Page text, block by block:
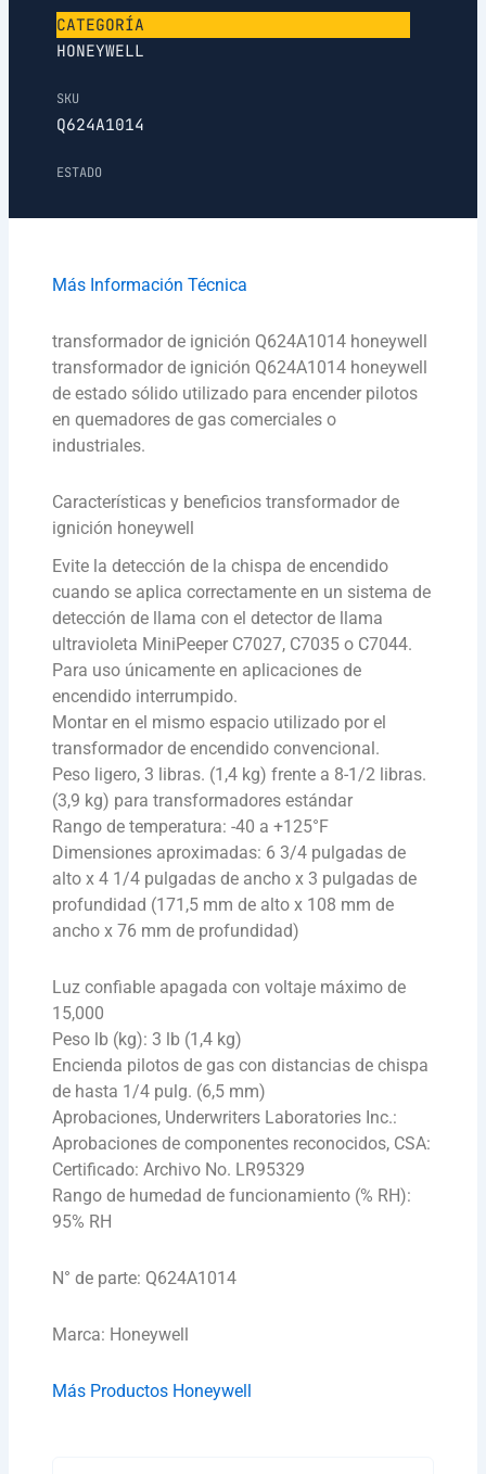
CATEGORÍA
HONEYWELL
SKU
Q624A1014
ESTADO
Más Información Técnica
transformador de ignición Q624A1014 honeywell
transformador de ignición Q624A1014 honeywell
de estado sólido utilizado para encender pilotos
en quemadores de gas comerciales o
industriales.
Características y beneficios transformador de
ignición honeywell
Evite la detección de la chispa de encendido
cuando se aplica correctamente en un sistema de
detección de llama con el detector de llama
ultravioleta MiniPeeper C7027, C7035 o C7044.
Para uso únicamente en aplicaciones de
encendido interrumpido.
Montar en el mismo espacio utilizado por el
transformador de encendido convencional.
Peso ligero, 3 libras. (1,4 kg) frente a 8-1/2 libras.
(3,9 kg) para transformadores estándar
Rango de temperatura: -40 a +125°F
Dimensiones aproximadas: 6 3/4 pulgadas de
alto x 4 1/4 pulgadas de ancho x 3 pulgadas de
profundidad (171,5 mm de alto x 108 mm de
ancho x 76 mm de profundidad)
Luz confiable apagada con voltaje máximo de
15,000
Peso lb (kg): 3 lb (1,4 kg)
Encienda pilotos de gas con distancias de chispa
de hasta 1/4 pulg. (6,5 mm)
Aprobaciones, Underwriters Laboratories Inc.:
Aprobaciones de componentes reconocidos, CSA:
Certificado: Archivo No. LR95329
Rango de humedad de funcionamiento (% RH):
95% RH
N° de parte: Q624A1014
Marca: Honeywell
Más Productos Honeywell